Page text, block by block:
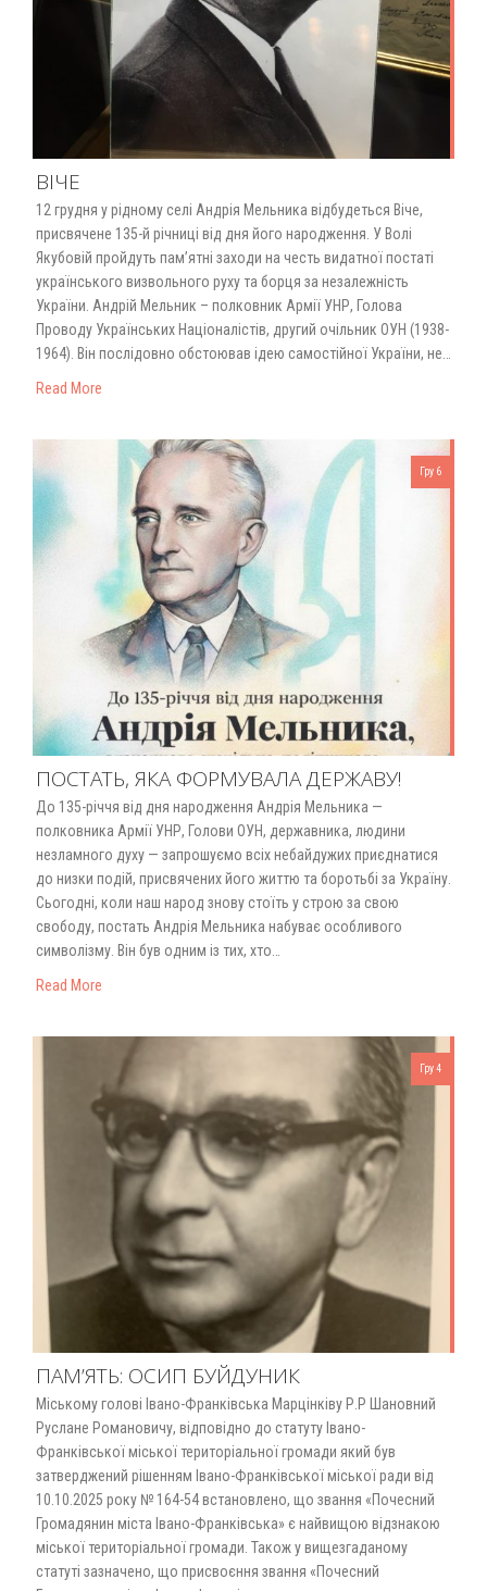
ВІЧЕ
12 грудня у рідному селі Андрія Мельника відбудеться Віче,
присвячене 135-й річниці від дня його народження. У Волі
Якубовій пройдуть памʼятні заходи на честь видатної постаті
українського визвольного руху та борця за незалежність
України. Андрій Мельник – полковник Армії УНР, Голова
Проводу Українських Націоналістів, другий очільник ОУН (1938-
1964). Він послідовно обстоював ідею самостійної України, не…
Read More
Гру 6
ПОСТАТЬ, ЯКА ФОРМУВАЛА ДЕРЖАВУ!
До 135-річчя від дня народження Андрія Мельника —
полковника Армії УНР, Голови ОУН, державника, людини
незламного духу — запрошуємо всіх небайдужих приєднатися
до низки подій, присвячених його життю та боротьбі за Україну.
Сьогодні, коли наш народ знову стоїть у строю за свою
свободу, постать Андрія Мельника набуває особливого
символізму. Він був одним із тих, хто…
Read More
Гру 4
ПАМ’ЯТЬ: ОСИП БУЙДУНИК
Міському голові Івано-Франківська Марцінківу Р.Р Шановний
Руслане Романовичу, відповідно до статуту Івано-
Франківської міської територіальної громади який був
затверджений рішенням Івано-Франківської міської ради від
10.10.2025 року № 164-54 встановлено, що звання «Почесний
Громадянин міста Івано-Франківська» є найвищою відзнакою
міської територіальної громади. Також у вищезгаданому
статуті зазначено, що присвоєння звання «Почесний